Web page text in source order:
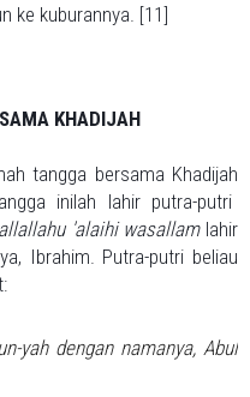
ke kuburannya. [11]
KHADIJAH
tangga bersama Khadijah
inilah lahir putra-putri
'alaihi wasallamlahir
Ibrahim. Putra-putri beliau
yah dengan namanya, Abul